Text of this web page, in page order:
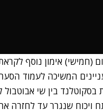
(חמישי) אימון נוסף
המשיכה לעמוד
ויכוח שנגרר עד לחזרה